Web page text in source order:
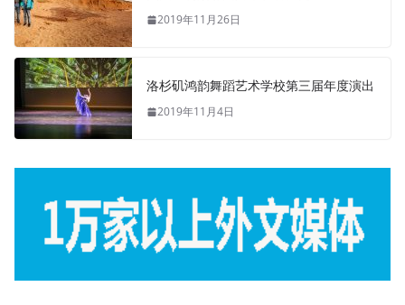
2019年11月26日
洛杉矶鸿韵舞蹈艺术学校第三届年度演出
2019年11月4日